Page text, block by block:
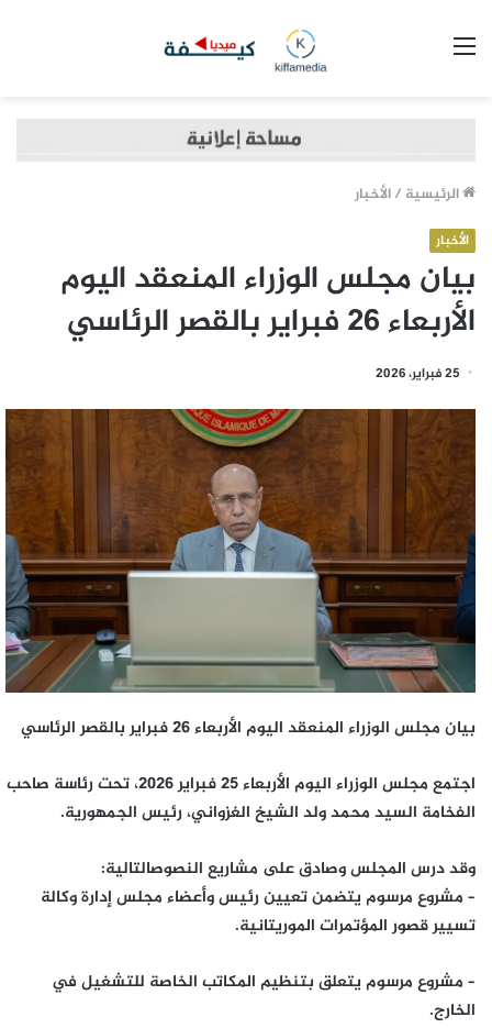
الرئيسية /الأخبار
الأخبار
بيان مجلس الوزراء المنعقد اليوم
الأربعاء 26 فبراير بالقصر الرئاسي
25 فبراير، 2026
بيان مجلس الوزراء المنعقد اليوم الأربعاء 26 فبراير بالقصر الرئاسي
اجتمع مجلس الوزراء اليوم الأربعاء 25 فبراير 2026، تحت رئاسة صاحب
الفخامة السيد محمد ولد الشيخ الغزواني، رئيس الجمهورية.
وقد درس المجلس وصادق على مشاريع النصوصالتالية:
– مشروع مرسوم يتضمن تعيين رئيس وأعضاء مجلس إدارة وكالة
تسيير قصور المؤتمرات الموريتانية.
– مشروع مرسوم يتعلق بتنظيم المكاتب الخاصة للتشغيل في
الخارج.